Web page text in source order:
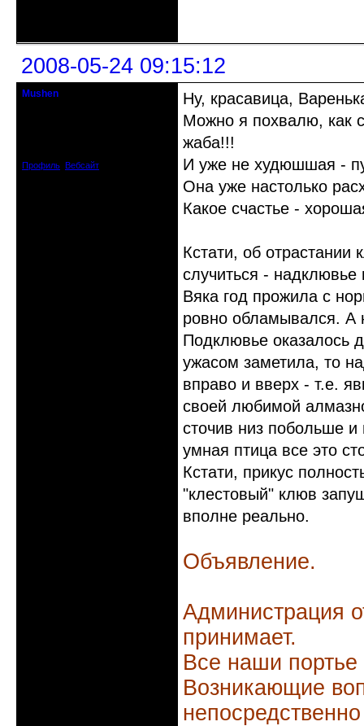
2008-05-24 09:15:12
Mushen
Профиль Вебсайт
Ну, красавица,
Можно я похвалю, как
жаба!!!
И уже не худюшшая -
Она уже настолько
Какое счастье -
Кстати, об
случиться -
Вяка год прожила с
ровно обламывался. А
Подклювье оказалось
ужасом заметила, то
вправо и вверх - т.е.
своей любимой
сточив низ побольше
умная птица все это
Кстати, прикус
"клестовый" клюв
вполне реально.
Объявление.
Администрация
принимает.
Все наши
Возникающие